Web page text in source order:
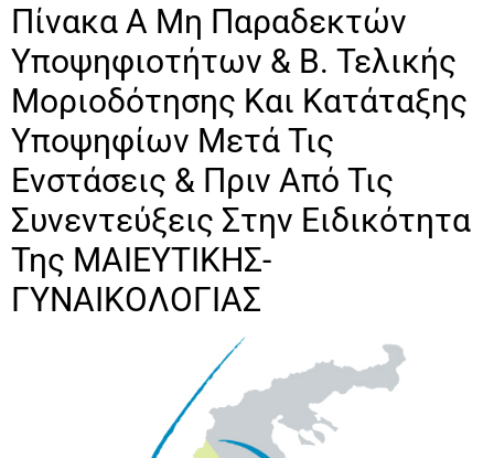
Πίνακα Α Μη Παραδεκτών
Υποψηφιοτήτων & Β. Τελικής
Μοριοδότησης Και Κατάταξης
Υποψηφίων Μετά Τις
Ενστάσεις & Πριν Από Τις
Συνεντεύξεις Στην Ειδικότητα
Της ΜΑΙΕΥΤΙΚΗΣ-
ΓΥΝΑΙΚΟΛΟΓΙΑΣ